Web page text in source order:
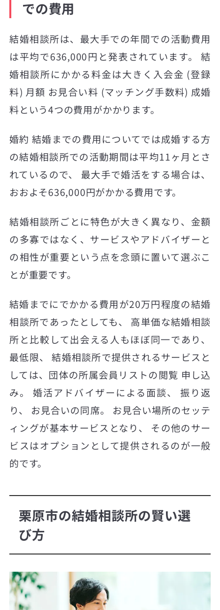
での費用
結婚相談所は、最大手での年間での活動費用
は平均で636,000円と発表されています。 結
婚相談所にかかる料金は大きく入会金 (登録
料) 月額 お見合い料 (マッチング手数料) 成婚
料という4つの費用がかかります。
婚約 結婚までの費用についてでは成婚する方
の結婚相談所での活動期間は平均11ヶ月とさ
れているので、 最大手で婚活をする場合は、
おおよそ636,000円がかかる費用です。
結婚相談所ごとに特色が大きく異なり、金額
の多寡ではなく、サービスやアドバイザーと
の相性が重要という点を念頭に置いて選ぶこ
とが重要です。
結婚までにでかかる費用が20万円程度の結婚
相談所であったとしても、 高単価な結婚相談
所と比較して出会える人もほぼ同一であり、
最低限、 結婚相談所で提供されるサービスと
しては、団体の所属会員リストの閲覧 申し込
み。 婚活アドバイザーによる面談、 振り返
り、 お見合いの同席。 お見合い場所のセッテ
ィングが基本サービスとなり、 その他のサー
ビスはオプションとして提供されるのが一般
的です。
栗原市の結婚相談所の賢い選
び方